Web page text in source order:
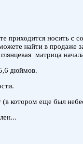
приходится носить с
найти в
матрица
дюймов.
котором еще был